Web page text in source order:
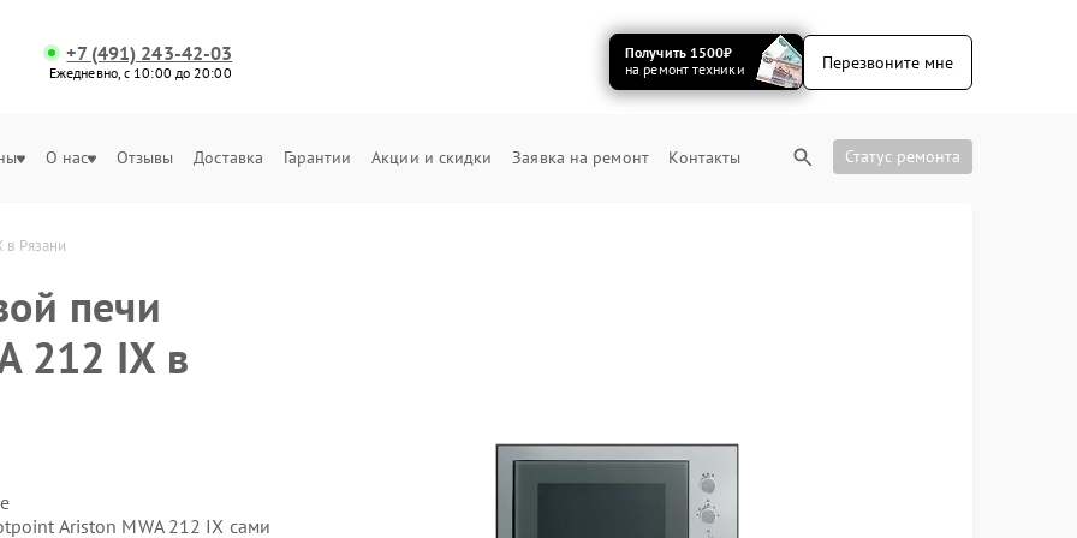
+7 (491) 243-42-03
Ежедневно, с 10:00 до 20:00
Получить 1500₽
на ремонт техники
Перезвоните мне
О нас Отзывы Доставка Гарантии Акции и скидки Заявка на ремонт Контакты Статус ремонта
Рязани
печи
212 IX в
Ariston MWA 212 IX сами